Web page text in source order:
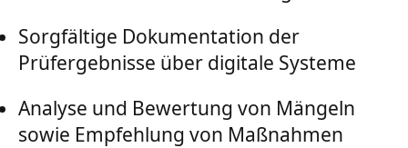
Sorgfältige Dokumentation der
Prüfergebnisse über digitale Systeme
Analyse und Bewertung von Mängeln
sowie Empfehlung von Maßnahmen